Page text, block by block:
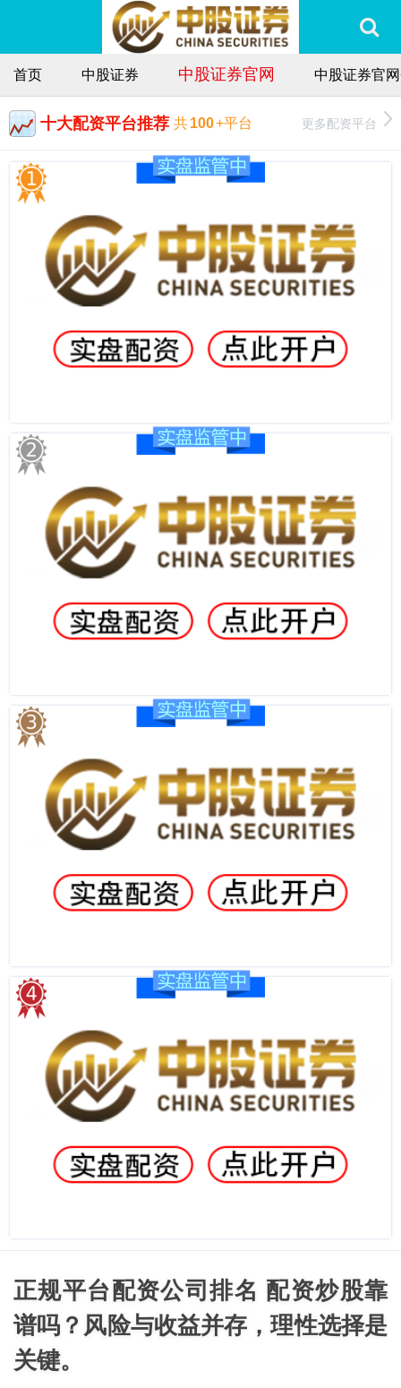
首页 中股证券 中股证券官网 中股证券官
十大配资平台推荐 共100+平台 更多配资平台
正规平台配资公司排名 配资炒股靠
谱吗？风险与收益并存，理性选择是
关键。